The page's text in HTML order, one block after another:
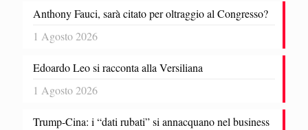
Anthony Fauci, sarà citato per oltraggio al Congresso?
1 Agosto 2026
Edoardo Leo si racconta alla Versiliana
1 Agosto 2026
Trump-Cina: i “dati rubati” si annacquano nel business